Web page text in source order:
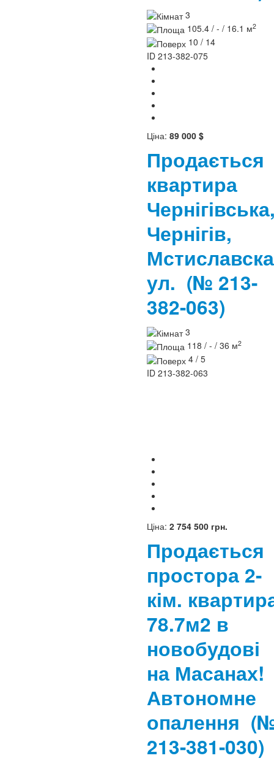
3
105.4 / - / 16.1 м2
10 / 14
ID 213-382-075
Ціна: 89 000 $
Продається
квартира
Чернігів,
ул. (№ 213-
382-063)
3
118 / - / 36 м2
4 / 5
ID 213-382-063
Ціна: 2 754 500 грн.
Продається
простора 2-
кім.
78.7м2 в
новобудові
на Масанах!
Автономне
опалення
213-381-030)